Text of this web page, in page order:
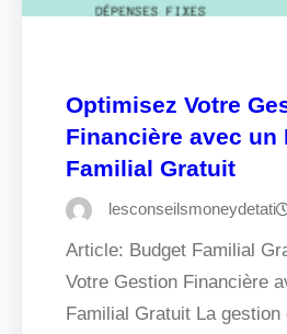
Optimisez Votre
Financière avec un
Familial Gratuit
lesconseilsmoneydetati
Article: Budget Familial
Votre Gestion Financière
Familial Gratuit La